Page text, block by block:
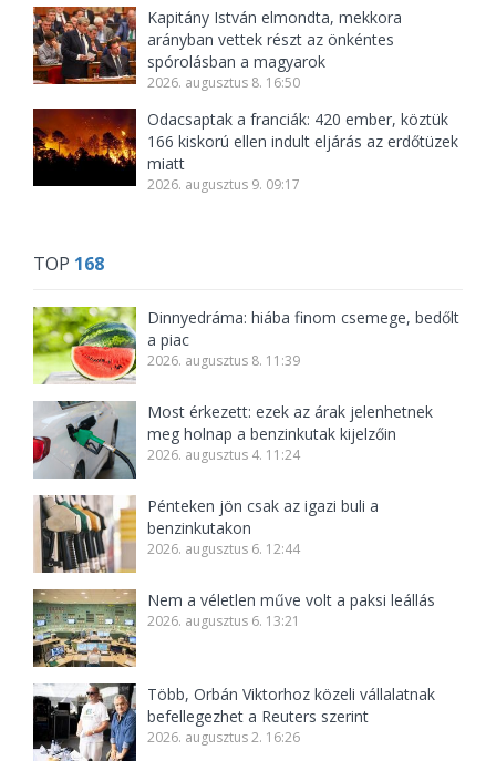
Kapitány István elmondta, mekkora
arányban vettek részt az önkéntes
spórolásban a magyarok
2026. augusztus 8. 16:50
Odacsaptak a franciák: 420 ember, köztük
166 kiskorú ellen indult eljárás az erdőtüzek
miatt
2026. augusztus 9. 09:17
TOP 168
Dinnyedráma: hiába finom csemege, bedőlt
a piac
2026. augusztus 8. 11:39
Most érkezett: ezek az árak jelenhetnek
meg holnap a benzinkutak kijelzőin
2026. augusztus 4. 11:24
Pénteken jön csak az igazi buli a
benzinkutakon
2026. augusztus 6. 12:44
Nem a véletlen műve volt a paksi leállás
2026. augusztus 6. 13:21
Több, Orbán Viktorhoz közeli vállalatnak
befellegezhet a Reuters szerint
2026. augusztus 2. 16:26